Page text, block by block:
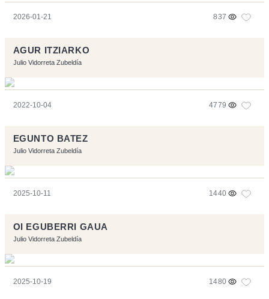
2026-01-21 837
AGUR ITZIARKO
Julio Vidorreta Zubeldía
2022-10-04 4779
EGUNTO BATEZ
Julio Vidorreta Zubeldía
2025-10-11 1440
OI EGUBERRI GAUA
Julio Vidorreta Zubeldía
2025-10-19 1480